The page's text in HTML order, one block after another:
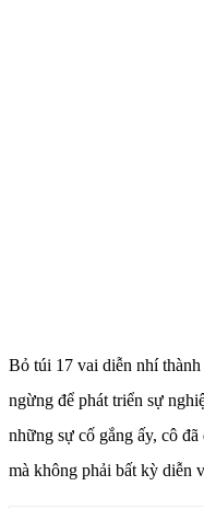
Bỏ túi 17 vai diễn nhí
ngừng để phát triển sự
những sự cố gắng ấy, cô
mà không phải bất kỳ diễn